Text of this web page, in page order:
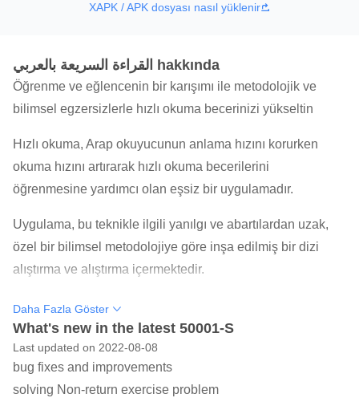
XAPK / APK dosyası nasıl yüklenir
القراءة السريعة بالعربي hakkında
Öğrenme ve eğlencenin bir karışımı ile metodolojik ve
bilimsel egzersizlerle hızlı okuma becerinizi yükseltin
Hızlı okuma, Arap okuyucunun anlama hızını korurken
okuma hızını artırarak hızlı okuma becerilerini
öğrenmesine yardımcı olan eşsiz bir uygulamadır.
Uygulama, bu teknikle ilgili yanılgı ve abartılardan uzak,
özel bir bilimsel metodolojiye göre inşa edilmiş bir dizi
alıştırma ve alıştırma içermektedir.
Uygulama ayrıca, bir grup egzersiz ve egzersizin günlük
takibi yoluyla okuyucunun 30 gün içinde okuma hızını
artırmasını sağlayan sistematik bir kurs içerir.
Uygulama ayrıca bu alanda uzmanlaşmış bilimsel
Daha Fazla Göster
What's new in the latest 50001-S
Last updated on 2022-08-08
bug fixes and improvements
solving Non-return exercise problem